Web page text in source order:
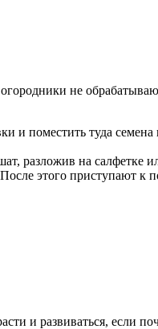
не
и поместить туда
разложив на салфетке
этого приступают к
и развиваться, если